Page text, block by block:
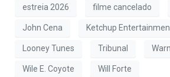
estreia 2026 filme cancelado
John Cena Ketchup
Looney Tunes Tribunal
Wile E. Coyote Will Forte